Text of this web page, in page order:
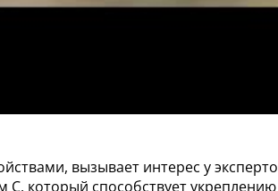
вызывает интерес у
который способствует